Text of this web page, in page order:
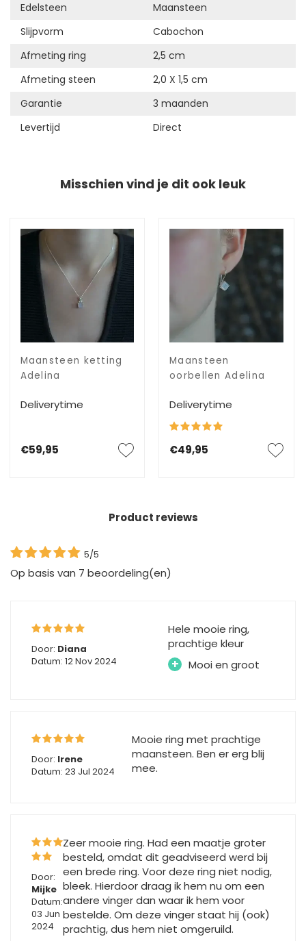
Edelsteen
Maansteen
Slijpvorm
Cabochon
Afmeting ring
2,5 cm
Afmeting steen
2,0 X 1,5 cm
Garantie
3 maanden
Levertijd
Direct
Misschien vind je dit ook leuk
Maansteen ketting
Adelina
Deliverytime
€59,95
Maansteen
oorbellen Adelina
Deliverytime
€49,95
Product reviews
5/5
Op basis van 7 beoordeling(en)
Door: Diana
Datum: 12 Nov 2024
Hele mooie ring,
prachtige kleur
+ Mooi en groot
Door: Irene
Datum: 23 Jul 2024
Mooie ring met prachtige
maansteen. Ben er erg blij
mee.
Door:
Mijke
Datum:
03 Jun
2024
Zeer mooie ring. Had een maatje groter
besteld, omdat dit geadviseerd werd bij
een brede ring. Voor deze ring niet nodig,
bleek. Hierdoor draag ik hem nu om een
andere vinger dan waar ik hem voor
bestelde. Om deze vinger staat hij (ook)
prachtig, dus hem niet omgeruild.